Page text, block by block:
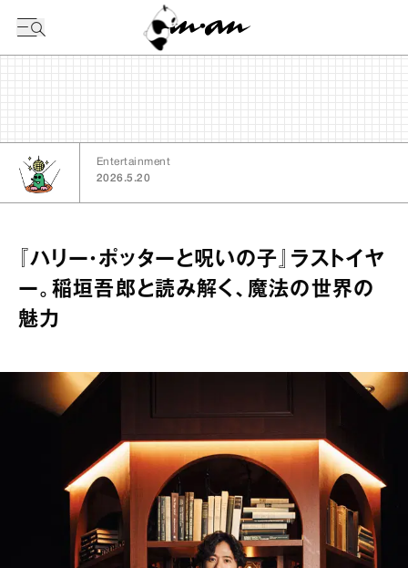
Entertainment
2026.5.20
『ハリー・ポッターと呪いの子』ラストイヤ
ー。稲垣吾郎と読み解く、魔法の世界の
魅力